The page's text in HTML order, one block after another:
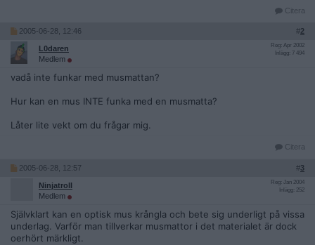
Citera
2005-06-28, 12:46 #2
L0daren
Medlem
Reg: Apr 2002
Inlägg: 7 494
vadå inte funkar med musmattan?
Hur kan en mus INTE funka med en musmatta?
Låter lite vekt om du frågar mig.
Citera
2005-06-28, 12:57 #3
Ninjatroll
Medlem
Reg: Jan 2004
Inlägg: 252
Självklart kan en optisk mus krångla och bete sig underligt på vissa
underlag. Varför man tillverkar musmattor i det materialet är dock
oerhört märkligt.